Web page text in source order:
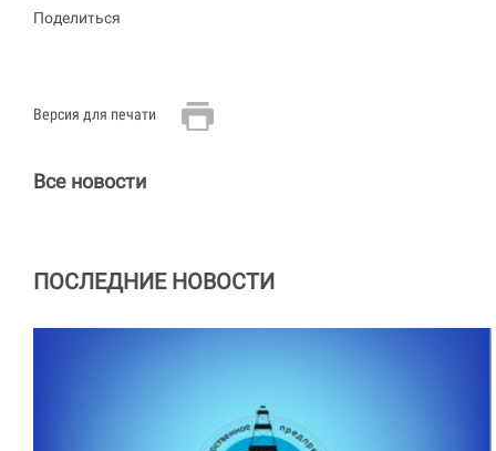
Поделиться
Версия для печати
Все новости
ПОСЛЕДНИЕ НОВОСТИ